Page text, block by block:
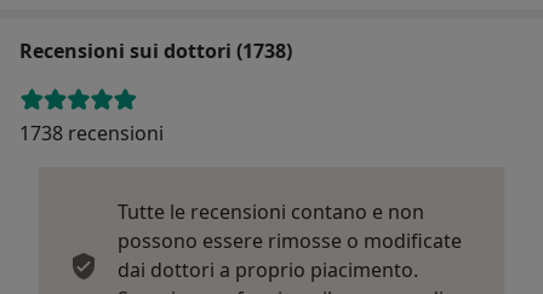
Recensioni sui dottori (1738)
1738 recensioni
Tutte le recensioni contano e non
possono essere rimosse o modificate
dai dottori a proprio piacimento.